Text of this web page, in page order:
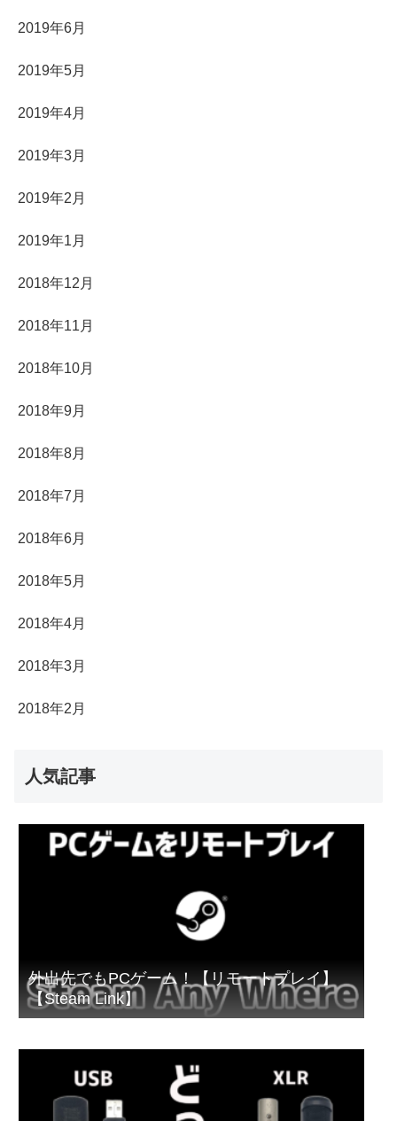
2019年6月
2019年5月
2019年4月
2019年3月
2019年2月
2019年1月
2018年12月
2018年11月
2018年10月
2018年9月
2018年8月
2018年7月
2018年6月
2018年5月
2018年4月
2018年3月
2018年2月
人気記事
外出先でもPCゲーム！【リモートプレイ】
【Steam Link】